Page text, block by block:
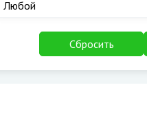
Любой
Сбросить